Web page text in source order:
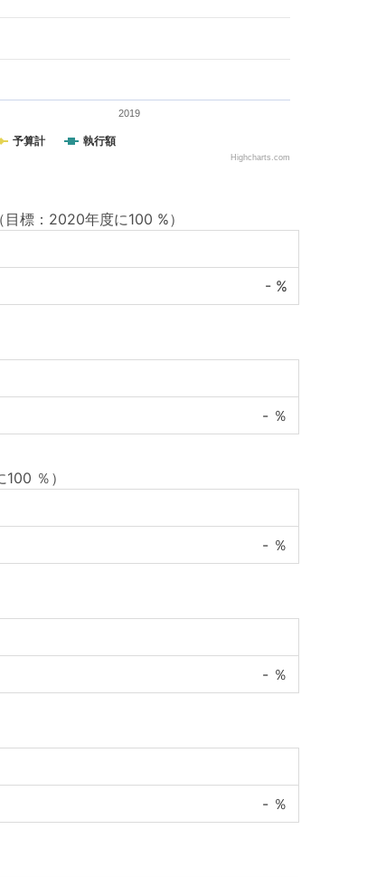
予算計 執行額
2019
Highcharts.com
（目標：2020年度に100 %）
- %
- ％
％）
- ％
- ％
- ％